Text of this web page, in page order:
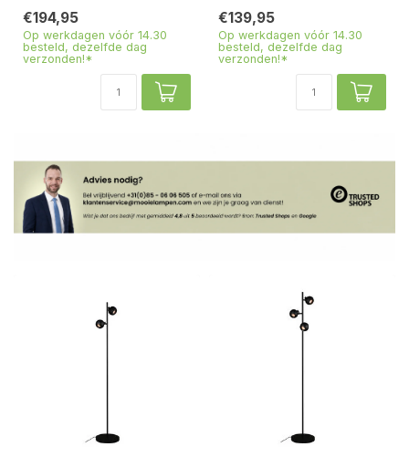
€194,95
Op werkdagen vóór 14.30
besteld, dezelfde dag
verzonden!*
€139,95
Op werkdagen vóór 14.30
besteld, dezelfde dag
verzonden!*